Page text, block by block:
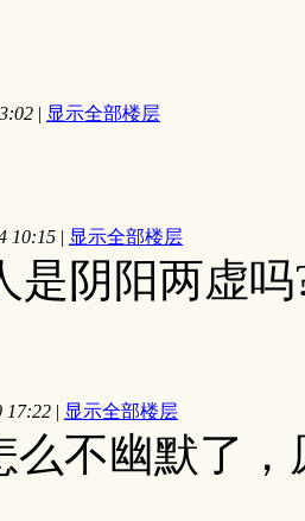
| 显示全部楼层
10:15 | 显示全部楼层
是阴阳两虚吗
17:22 | 显示全部楼层
么不幽默了